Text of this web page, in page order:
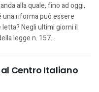
alla quale, fino ad oggi,
riforma può essere
Negli ultimi giorni il
legge n. 157...
al Centro Italiano